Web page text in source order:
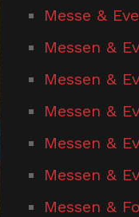
Messe &
Messen &
Messen &
Messen &
Messen &
Messen &
Messen &